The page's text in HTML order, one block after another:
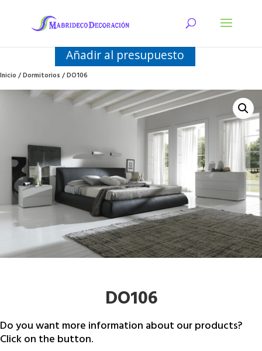
Añadir al presupuesto
Inicio/Dormitorios/ DO106
DO106
Do you want more information about our products?
Click on the button.